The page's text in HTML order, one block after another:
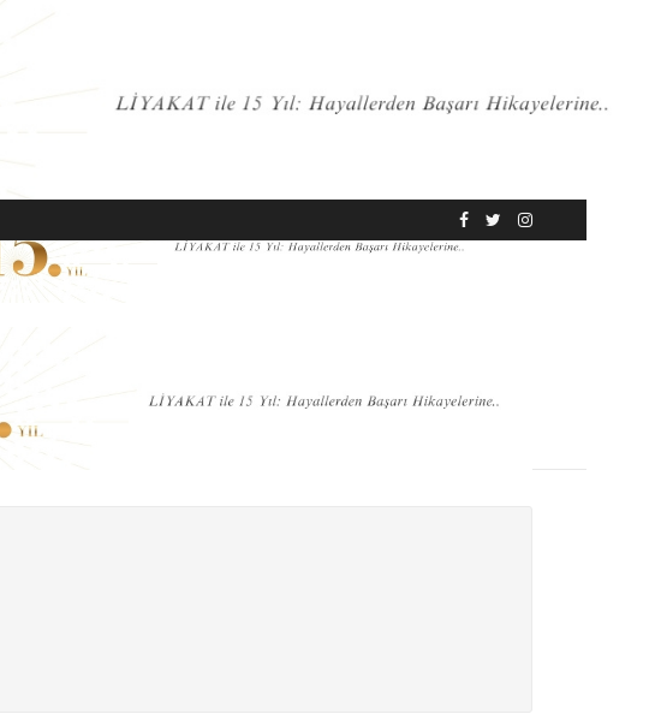
SANAT